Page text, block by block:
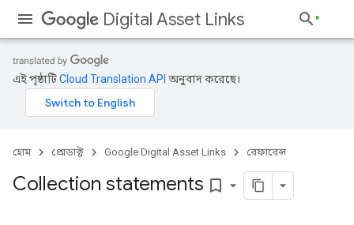
Digital Asset Links
এই পৃষ্ঠাটিCloud Translation API অনুবাদ করেছে।
হোম প্রোডাক্ট Google Digital Asset Links রেফারেন্স
Collection statements bookmark_border